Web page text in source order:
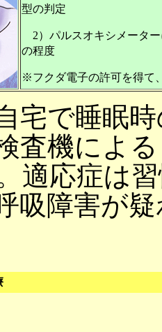
型の判定
2）パルスオキシメータ
の程度
※フクダ電子の許可を得て
宅で睡眠
査機によ
適応症は
吸障害が